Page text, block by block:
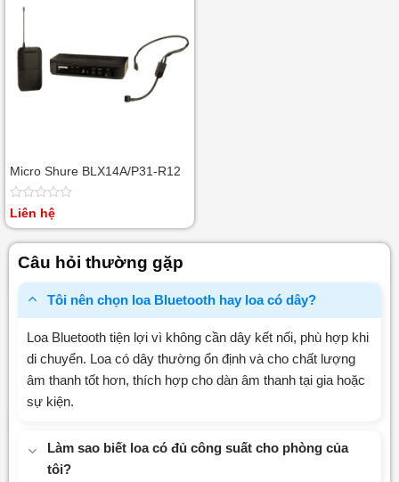
Micro Shure BLX14A/P31-R12
Được
0
Liên hệ
Câu hỏi thường gặp
Tôi nên chọn loa Bluetooth hay loa có dây?
Loa Bluetooth tiện lợi vì không cần dây kết nối, phù hợp khi
di chuyển. Loa có dây thường ổn định và cho chất lượng
âm thanh tốt hơn, thích hợp cho dàn âm thanh tại gia hoặc
sự kiện.
Làm sao biết loa có đủ công suất cho phòng của
tôi?